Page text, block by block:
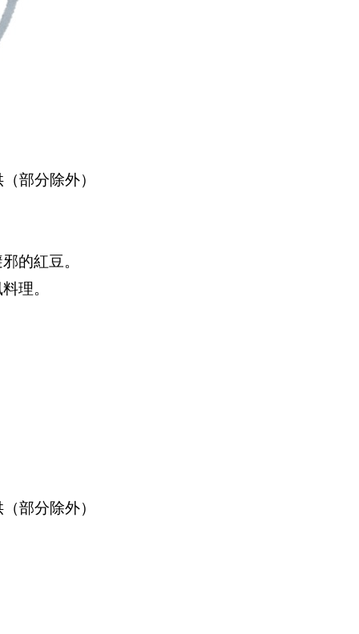
部分除外）
的紅豆。
理。
部分除外）